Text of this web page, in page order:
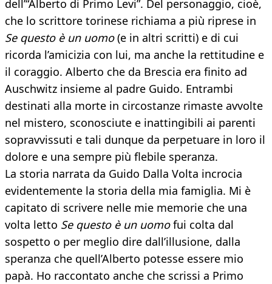
dell’“Alberto di Primo Levi”. Del personaggio, cioè,
che lo scrittore torinese richiama a più riprese in
Se questo è un uomo(e in altri scritti) e di cui
ricorda l’amicizia con lui, ma anche la rettitudine e
il coraggio. Alberto che da Brescia era finito ad
Auschwitz insieme al padre Guido. Entrambi
destinati alla morte in circostanze rimaste avvolte
nel mistero, sconosciute e inattingibili ai parenti
sopravvissuti e tali dunque da perpetuare in loro il
dolore e una sempre più flebile speranza.
La storia narrata da Guido Dalla Volta incrocia
evidentemente la storia della mia famiglia. Mi è
capitato di scrivere nelle mie memorie che una
volta letto Se questo è un uomofui colta dal
sospetto o per meglio dire dall’illusione, dalla
speranza che quell’Alberto potesse essere mio
papà. Ho raccontato anche che scrissi a Primo